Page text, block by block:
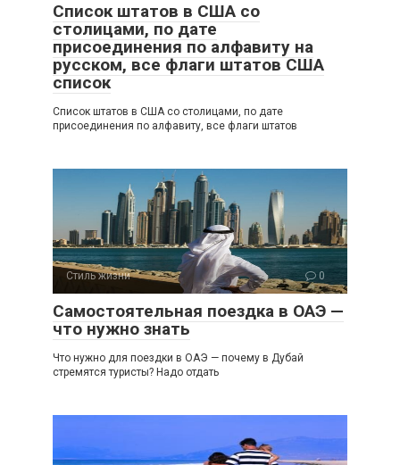
Список штатов в США со
столицами, по дате
присоединения по алфавиту на
русском, все флаги штатов США
список
Список штатов в США со столицами, по дате
присоединения по алфавиту, все флаги штатов
Стиль жизни 0
Самостоятельная поездка в ОАЭ —
что нужно знать
Что нужно для поездки в ОАЭ — почему в Дубай
стремятся туристы? Надо отдать